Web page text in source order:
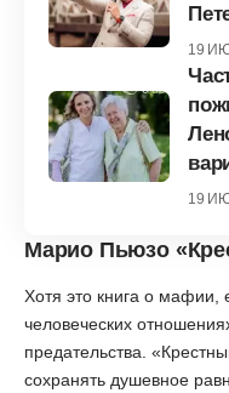
19
19
Марио Пьюзо
Хотя это книга о мафии,
человеческих
предательства.
сохранять душевное